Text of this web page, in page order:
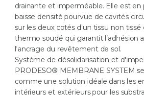
drainante et imperméable. Elle est en
baisse densité pourvue de cavités
sur les deux cotés d'un tissu non
thermo soudé qui garantit l’adhésion
l'ancrage du revêtement de sol.
Système de désolidarisation et
PRODESO® MEMBRANE SYSTEM
comme une solution idéale dans les
intérieurs et extérieurs pour les